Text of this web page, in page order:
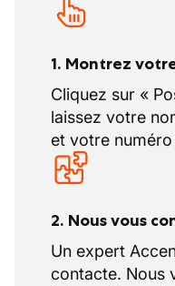
1. Montrez
Cliquez sur «
laissez votre
et votre
2. Nous vous
Un expert
contacte. Nous